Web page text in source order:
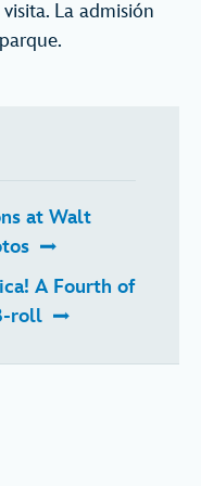
La admisión
at Walt
A Fourth of
roll